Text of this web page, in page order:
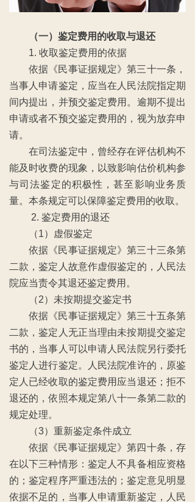
（一）鉴定费用的收取与退还
1. 收取鉴定费用的依据
依据《民事证据规定》第三十一条，
当事人申请鉴定，应当在人民法院指定期
间内提出，并预交鉴定费用。逾期不提出
申请或者不预交鉴定费用的，视为放弃申
请。
在司法鉴定中，曾经存在评估机构不
能及时收费的现象，以致影响估价机构参
与司法鉴定的积极性，甚至影响业务质
量。本条规定可以保障鉴定费用的收取。
2. 鉴定费用的退还
（1）虚假鉴定
依据《民事证据规定》第三十三条第
二款，鉴定人故意作虚假鉴定的，人民法
院应当责令其退还鉴定费用。
（2）未按期提交鉴定书
依据《民事证据规定》第三十五条第
二款，鉴定人无正当理由未按期提交鉴定
书的，当事人可以申请人民法院另行委托
鉴定人进行鉴定。人民法院准许的，原鉴
定人已经收取的鉴定费用应当退还；拒不
退还的，依照本规定第八十一条第二款的
规定处理。
（3）重新鉴定条件成立
依据《民事证据规定》第四十条，存
在以下三种情形：鉴定人不具备相应资格
的；鉴定程序严重违法的；鉴定意见明显
依据不足的，当事人申请重新鉴定，人民